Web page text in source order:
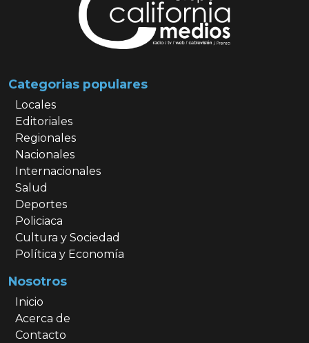
Categorias populares
Locales
Editoriales
Regionales
Nacionales
Internacionales
Salud
Deportes
Policiaca
Cultura y Sociedad
Política y Economía
Nosotros
Inicio
Acerca de
Contacto